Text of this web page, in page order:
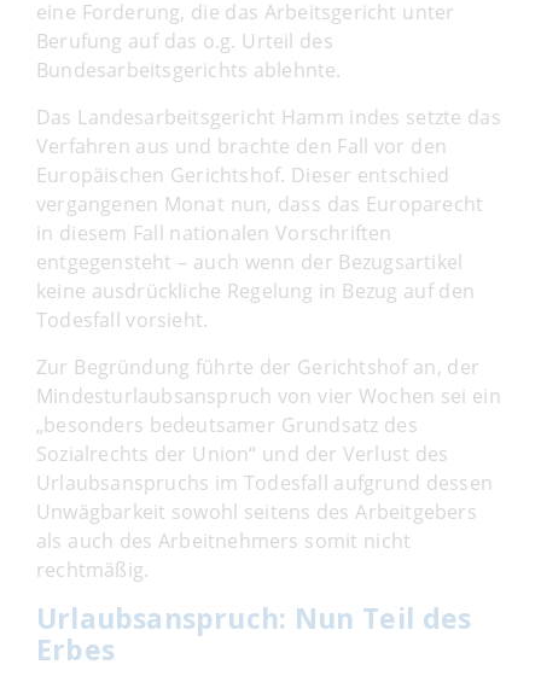
eine Forderung, die das Arbeitsgericht unter
Berufung auf das o.g. Urteil des
Bundesarbeitsgerichts ablehnte.
Das Landesarbeitsgericht Hamm indes setzte das
Verfahren aus und brachte den Fall vor den
Europäischen Gerichtshof. Dieser entschied
vergangenen Monat nun, dass das Europarecht
in diesem Fall nationalen Vorschriften
entgegensteht – auch wenn der Bezugsartikel
keine ausdrückliche Regelung in Bezug auf den
Todesfall vorsieht.
Zur Begründung führte der Gerichtshof an, der
Mindesturlaubsanspruch von vier Wochen sei ein
„besonders bedeutsamer Grundsatz des
Sozialrechts der Union“ und der Verlust des
Urlaubsanspruchs im Todesfall aufgrund dessen
Unwägbarkeit sowohl seitens des Arbeitgebers
als auch des Arbeitnehmers somit nicht
rechtmäßig.
Urlaubsanspruch: Nun Teil des
Erbes